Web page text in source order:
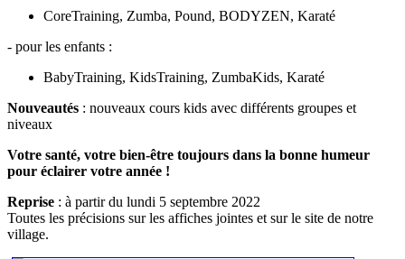
CoreTraining, Zumba, Pound, BODYZEN, Karaté
- pour les enfants :
BabyTraining, KidsTraining, ZumbaKids, Karaté
Nouveautés : nouveaux cours kids avec différents groupes et
niveaux
Votre santé, votre bien-être toujours dans la bonne humeur
pour éclairer votre année !
Reprise : à partir du lundi 5 septembre 2022
Toutes les précisions sur les affiches jointes et sur le site de notre
village.